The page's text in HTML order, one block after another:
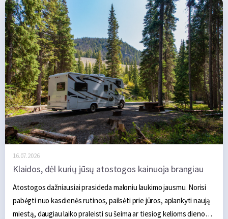
kelių tūkstančių kilometrų kelionė turėtų praeiti
sklandžiai. Tačiau ilga kelionė automobiliui sukelia
gerokai didesnę apkrovą. Transporto priemonė ilgą laiką
važiuoja didesniu greičiu, yra labiau apkrauta, o karštu
oru oro kondicionierius gali veikti beveik be pertraukos.
Todėl nedidelis gedimas, kuris kasdien važinėjant beveik
nepastebimas, kelionėje gali baigtis apsilankymu
autoservise, techninės pagalbos kelyje iškvietimu ar net
būtinybe keisti suplanuotą maršrutą.
16.07.2026.
Klaidos, dėl kurių jūsų atostogos kainuoja brangiau
Atostogos dažniausiai prasideda maloniu laukimo jausmu. Norisi
pabėgti nuo kasdienės rutinos, pailsėti prie jūros, aplankyti naują
miestą, daugiau laiko praleisti su šeima ar tiesiog kelioms dienoms